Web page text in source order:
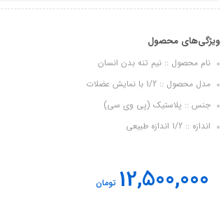
ویژگی‌های محصول
نام محصول :: نیم تنه بدن انسان
مدل محصول :: 1/2 با نمایش عضلات
جنس :: پلاستیک (پی وی سی)
اندازه :: 1/2 اندازه طبیعی
12,500,000 تومان